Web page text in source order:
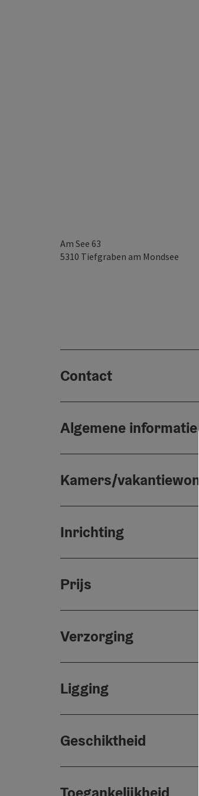
Am See 63
5310 Tiefgraben am Mondsee
Contact
Algemene informatie
Kamers/
Inrichting
Prijs
Verzorging
Ligging
Geschiktheid